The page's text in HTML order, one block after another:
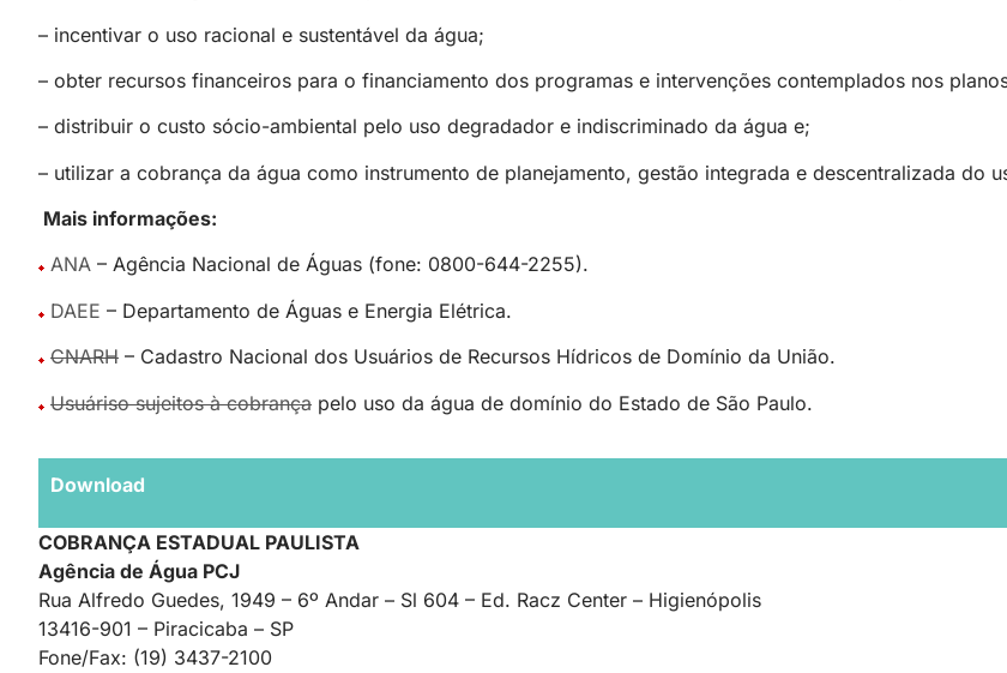
– incentivar o uso racional e sustentável da água;
– obter recursos financeiros para o financiamento dos programas e intervenções contemplados nos
– distribuir o custo sócio-ambiental pelo uso degradador e indiscriminado da água e;
– utilizar a cobrança da água como instrumento de planejamento, gestão integrada e descentralizada do
Mais informações:
ANA – Agência Nacional de Águas (fone: 0800-644-2255).
DAEE – Departamento de Águas e Energia Elétrica.
CNARH – Cadastro Nacional dos Usuários de Recursos Hídricos de Domínio da União.
Usuáriso sujeitos à cobrança pelo uso da água de domínio do Estado de São Paulo.
Download
COBRANÇA ESTADUAL PAULISTA
Agência de Água PCJ
Rua Alfredo Guedes, 1949 – 6º Andar – Sl 604 – Ed. Racz Center – Higienópolis
13416-901 – Piracicaba – SP
Fone/Fax: (19) 3437-2100